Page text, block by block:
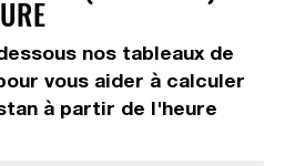
nos tableaux de
vous aider à calculer
à partir de l'heure